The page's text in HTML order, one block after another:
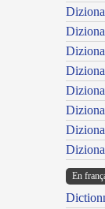
En